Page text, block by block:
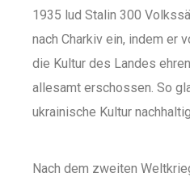
1935 lud Stalin 300
nach Charkiv ein, indem er
die Kultur des Landes
allesamt erschossen. So
ukrainische Kultur
Nach dem zweiten